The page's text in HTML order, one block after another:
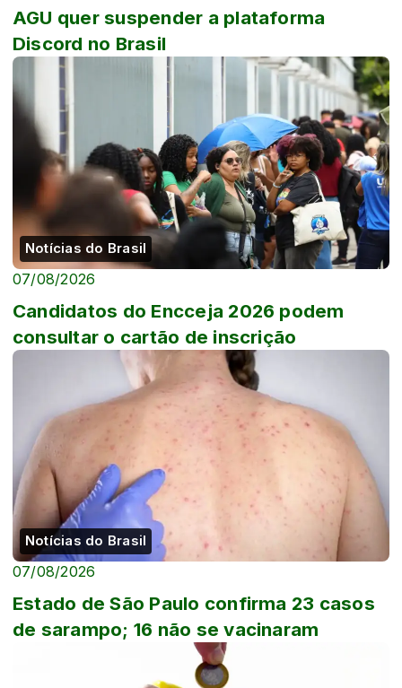
AGU quer suspender a plataforma
Discord no Brasil
Notícias do Brasil
07/08/2026
Candidatos do Encceja 2026 podem
consultar o cartão de inscrição
Notícias do Brasil
07/08/2026
Estado de São Paulo confirma 23 casos
de sarampo; 16 não se vacinaram